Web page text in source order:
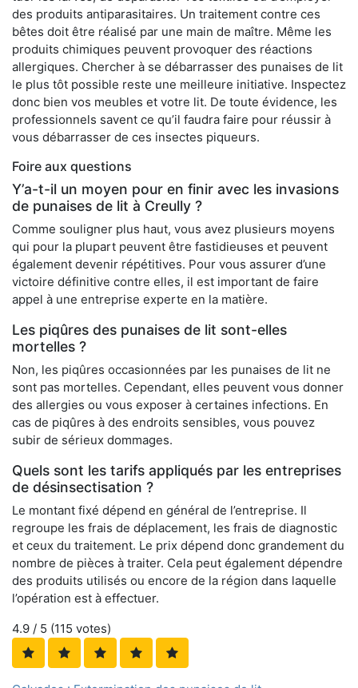
des produits antiparasitaires. Un traitement contre ces
bêtes doit être réalisé par une main de maître. Même les
produits chimiques peuvent provoquer des réactions
allergiques. Chercher à se débarrasser des punaises de lit
le plus tôt possible reste une meilleure initiative. Inspectez
donc bien vos meubles et votre lit. De toute évidence, les
professionnels savent ce qu’il faudra faire pour réussir à
vous débarrasser de ces insectes piqueurs.
Foire aux questions
Y’a-t-il un moyen pour en finir avec les invasions
de punaises de lit à Creully ?
Comme souligner plus haut, vous avez plusieurs moyens
qui pour la plupart peuvent être fastidieuses et peuvent
également devenir répétitives. Pour vous assurer d’une
victoire définitive contre elles, il est important de faire
appel à une entreprise experte en la matière.
Les piqûres des punaises de lit sont-elles
mortelles ?
Non, les piqûres occasionnées par les punaises de lit ne
sont pas mortelles. Cependant, elles peuvent vous donner
des allergies ou vous exposer à certaines infections. En
cas de piqûres à des endroits sensibles, vous pouvez
subir de sérieux dommages.
Quels sont les tarifs appliqués par les entreprises
de désinsectisation ?
Le montant fixé dépend en général de l’entreprise. Il
regroupe les frais de déplacement, les frais de diagnostic
et ceux du traitement. Le prix dépend donc grandement du
nombre de pièces à traiter. Cela peut également dépendre
des produits utilisés ou encore de la région dans laquelle
l’opération est à effectuer.
4.9 / 5 (115 votes)